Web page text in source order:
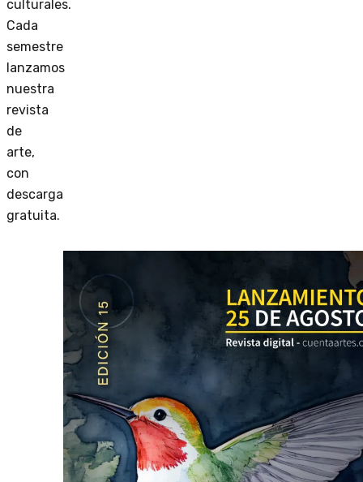
culturales.
Cada
semestre
lanzamos
nuestra
revista
de
arte,
con
descarga
gratuita.